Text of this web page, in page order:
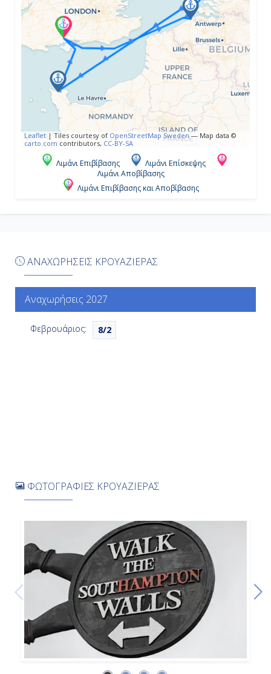
-
-
Ημέρα 5η
Σέρμπουργκ, Γαλλία
07:00
19:00
Leaflet | Tiles courtesy of OpenStreetMap Sweden— Map data ©
carto.com contributors, CC-BY-SA
Λιμάνι Επιβίβασης
Λιμάνι Επίσκεψης
Λιμάνι Αποβίβασης
Λιμάνι Επιβίβασης και Αποβίβασης
ΑΝΑΧΩΡΗΣΕΙΣ ΚΡΟΥΑΖΙΕΡΑΣ
Αναχωρήσεις 2027
Φεβρουάριος: 8/2
ΦΩΤΟΓΡΑΦΙΕΣ ΚΡΟΥΑΖΙΕΡΑΣ